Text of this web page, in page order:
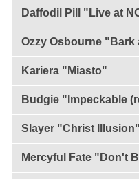
Daffodil Pill "Live at
Ozzy Osbourne "Bark
Kariera "Miasto"
Budgie "Impeckable
Slayer "Christ Illusion"
Mercyful Fate "Don't